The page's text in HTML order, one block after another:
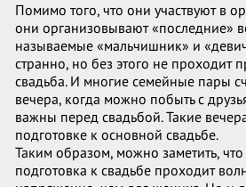
Помимо того, что они участвуют в
они организовывают «последние»
называемые «мальчишник» и
странно, но без этого не проходит
свадьба. И многие семейные пары
вечера, когда можно побыть с
важны перед свадьбой. Такие
подготовке к основной свадьбе.
Таким образом, можно заметить,
подготовка к свадьбе проходит